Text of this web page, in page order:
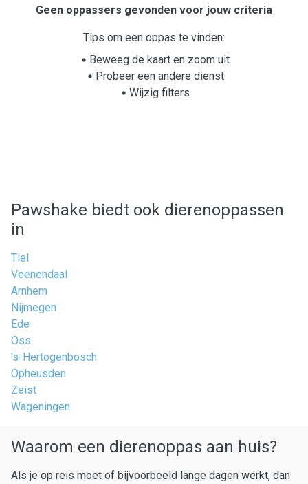
Geen oppassers gevonden voor jouw criteria
Tips om een oppas te vinden:
Beweeg de kaart en zoom uit
Probeer een andere dienst
Wijzig filters
Pawshake biedt ook dierenoppassen
in
Tiel
Veenendaal
Arnhem
Nijmegen
Ede
Oss
's-Hertogenbosch
Opheusden
Zeist
Wageningen
Waarom een dierenoppas aan huis?
Als je op reis moet of bijvoorbeeld lange dagen werkt, dan